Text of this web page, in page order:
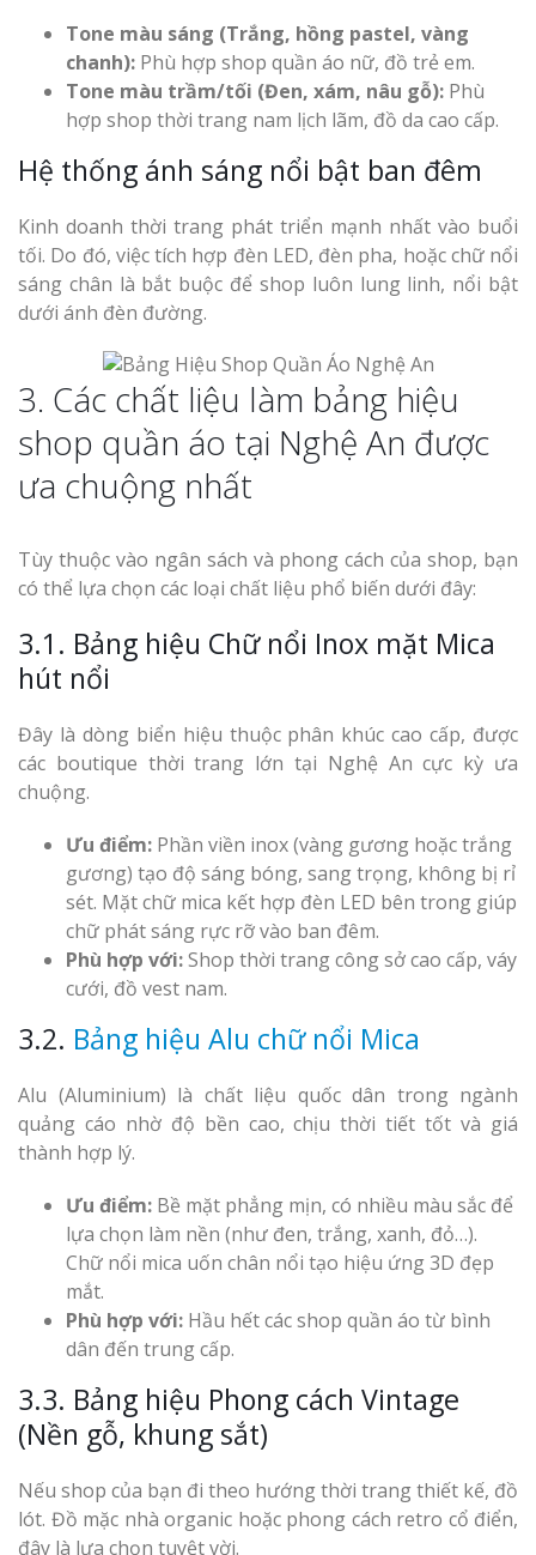
Tone màu sáng (Trắng, hồng pastel, vàng
chanh): Phù hợp shop quần áo nữ, đồ trẻ em.
Tone màu trầm/tối (Đen, xám, nâu gỗ): Phù
hợp shop thời trang nam lịch lãm, đồ da cao cấp.
Hệ thống ánh sáng nổi bật ban đêm
Kinh doanh thời trang phát triển mạnh nhất vào buổi
tối. Do đó, việc tích hợp đèn LED, đèn pha, hoặc chữ nổi
sáng chân là bắt buộc để shop luôn lung linh, nổi bật
dưới ánh đèn đường.
3. Các chất liệu làm bảng hiệu
shop quần áo tại Nghệ An được
ưa chuộng nhất
Tùy thuộc vào ngân sách và phong cách của shop, bạn
có thể lựa chọn các loại chất liệu phổ biến dưới đây:
3.1. Bảng hiệu Chữ nổi Inox mặt Mica
hút nổi
Đây là dòng biển hiệu thuộc phân khúc cao cấp, được
các boutique thời trang lớn tại Nghệ An cực kỳ ưa
chuộng.
Ưu điểm: Phần viền inox (vàng gương hoặc trắng
gương) tạo độ sáng bóng, sang trọng, không bị rỉ
sét. Mặt chữ mica kết hợp đèn LED bên trong giúp
chữ phát sáng rực rỡ vào ban đêm.
Phù hợp với:Shop thời trang công sở cao cấp, váy
cưới, đồ vest nam.
3.2. Bảng hiệu Alu chữ nổi Mica
Alu (Aluminium) là chất liệu quốc dân trong ngành
quảng cáo nhờ độ bền cao, chịu thời tiết tốt và giá
thành hợp lý.
Ưu điểm: Bề mặt phẳng mịn, có nhiều màu sắc để
lựa chọn làm nền (như đen, trắng, xanh, đỏ…).
Chữ nổi mica uốn chân nổi tạo hiệu ứng 3D đẹp
mắt.
Phù hợp với: Hầu hết các shop quần áo từ bình
dân đến trung cấp.
3.3. Bảng hiệu Phong cách Vintage
(Nền gỗ, khung sắt)
Nếu shop của bạn đi theo hướng thời trang thiết kế, đồ
lót. Đồ mặc nhà organic hoặc phong cách retro cổ điển,
đây là lựa chọn tuyệt vời.